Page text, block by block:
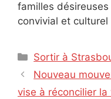
familles
convivial et
Catégories
Sortir à
Nouveau
vise à réconcilier la